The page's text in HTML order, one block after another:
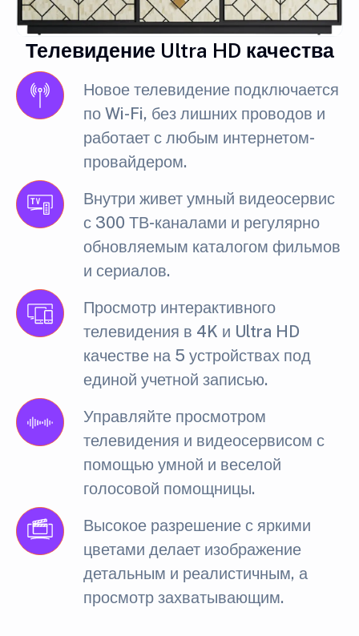
Телевидение Ultra HD качества
Новое телевидение подключается
по Wi-Fi, без лишних проводов и
работает с любым интернетом-
провайдером.
Внутри живет умный видеосервис
с 300 ТВ-каналами и регулярно
обновляемым каталогом фильмов
и сериалов.
Просмотр интерактивного
телевидения в 4K и Ultra HD
качестве на 5 устройствах под
единой учетной записью.
Управляйте просмотром
телевидения и видеосервисом с
помощью умной и веселой
голосовой помощницы.
Высокое разрешение с яркими
цветами делает изображение
детальным и реалистичным, а
просмотр захватывающим.